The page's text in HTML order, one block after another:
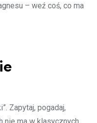
– weź coś, co ma
Zapytaj, pogadaj,
nie ma w klasycznych